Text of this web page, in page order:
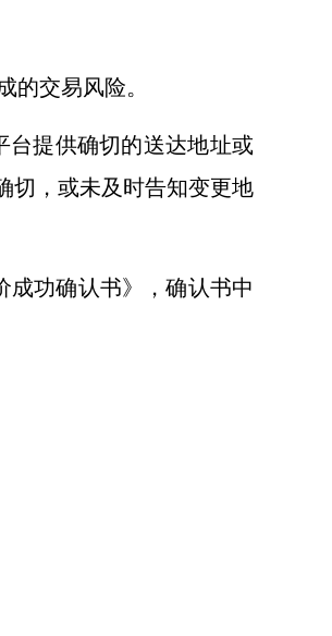
交易风险。
提供确切的送达地址或
切，或未及时告知变更地
成功确认书》，确认书中